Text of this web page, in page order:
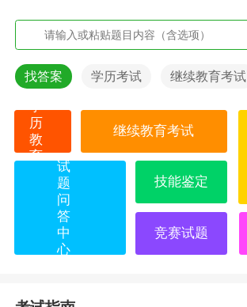
找答案 学历考试 继续教育考试
历
教
育
继续教育考试
试
题
问
答
中
心
技能鉴定
竞赛试题